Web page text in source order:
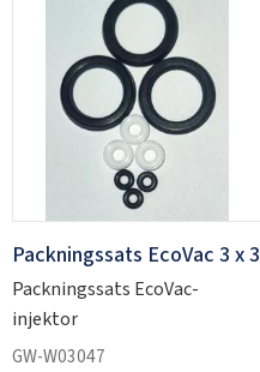
Packningssats EcoVac 3 x 3
Packningssats EcoVac-
injektor
GW-W03047